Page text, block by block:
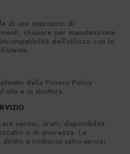
di uso improprio di
chiusure per manutenzione
dell’utilizzo con lo
dalla Privacy Policy
sito e in struttura.
servizi, orari, disponibilità
o di sicurezza. Le
a rimborso salvo servizi